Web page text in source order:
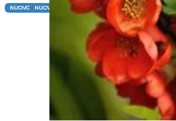
NUOVO NUOVO